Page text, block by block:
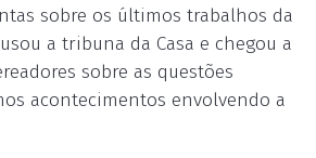
sobre os últimos trabalhos da
a tribuna da Casa e chegou a
sobre as questões
acontecimentos envolvendo a